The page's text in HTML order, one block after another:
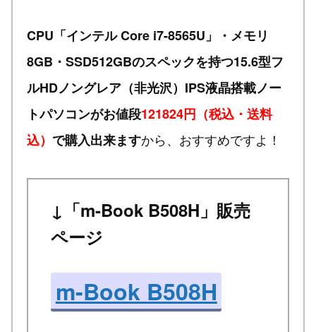
CPU「インテル Core i7-8565U」・メモリ
8GB・SSD512GBのスペックを持つ15.6型フ
ルHDノングレア（非光沢）IPS液晶搭載ノー
トパソコンがお値段121824円（税込・送料
込） で購入出来ますから、おすすめですよ！
↓「m-Book B508H」販売
ページ
m-Book B508H